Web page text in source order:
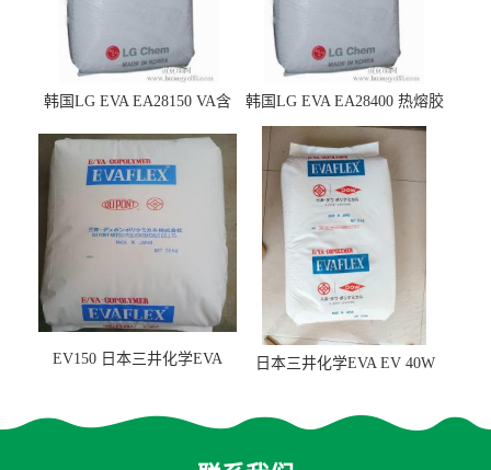
韩国LG EVA EA28150 VA含
韩国LG EVA EA28400 热熔胶
级 VA含量28 熔指400
EV150 日本三井化学EVA
日本三井化学EVA EV 40W